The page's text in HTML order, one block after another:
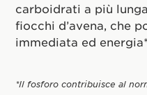
carboidrati a più
fiocchi d’avena, che
immediata ed
*Il fosforo contribuisce al